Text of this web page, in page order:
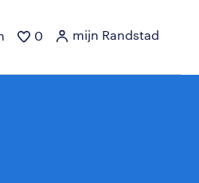
0 mijn Randstad